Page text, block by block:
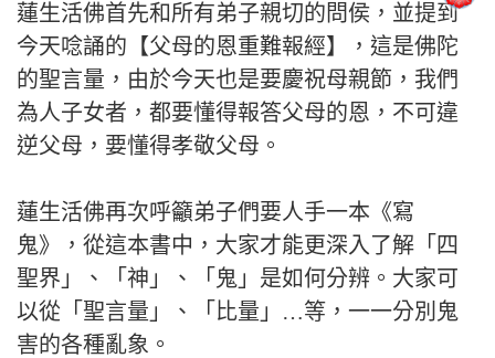
蓮生活佛首先和所有弟子親切的問侯，並提到
今天唸誦的【父母的恩重難報經】，這是佛陀
的聖言量，由於今天也是要慶祝母親節，我們
為人子女者，都要懂得報答父母的恩，不可違
逆父母，要懂得孝敬父母。
蓮生活佛再次呼籲弟子們要人手一本《寫
鬼》，從這本書中，大家才能更深入了解「四
聖界」、「神」、「鬼」是如何分辨。大家可
以從「聖言量」、「比量」…等，一一分別鬼
害的各種亂象。